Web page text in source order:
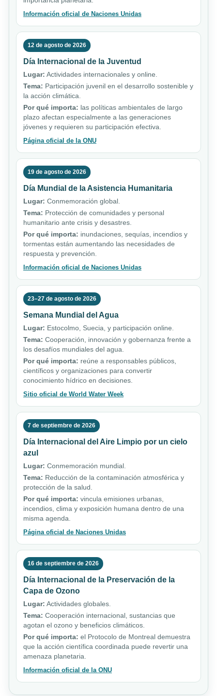
Información oficial de Naciones Unidas
12 de agosto de 2026
Día Internacional de la Juventud
Lugar: Actividades internacionales y online.
Tema: Participación juvenil en el desarrollo sostenible y
la acción climática.
Por qué importa: las políticas ambientales de largo
plazo afectan especialmente a las generaciones
jóvenes y requieren su participación efectiva.
Página oficial de la ONU
19 de agosto de 2026
Día Mundial de la Asistencia Humanitaria
Lugar: Conmemoración global.
Tema: Protección de comunidades y personal
humanitario ante crisis y desastres.
Por qué importa: inundaciones, sequías, incendios y
tormentas están aumentando las necesidades de
respuesta y prevención.
Información oficial de Naciones Unidas
23–27 de agosto de 2026
Semana Mundial del Agua
Lugar: Estocolmo, Suecia, y participación online.
Tema: Cooperación, innovación y gobernanza frente a
los desafíos mundiales del agua.
Por qué importa: reúne a responsables públicos,
científicos y organizaciones para convertir
conocimiento hídrico en decisiones.
Sitio oficial de World Water Week
7 de septiembre de 2026
Día Internacional del Aire Limpio por un cielo
azul
Lugar: Conmemoración mundial.
Tema: Reducción de la contaminación atmosférica y
protección de la salud.
Por qué importa: vincula emisiones urbanas,
incendios, clima y exposición humana dentro de una
misma agenda.
Página oficial de Naciones Unidas
16 de septiembre de 2026
Día Internacional de la Preservación de la
Capa de Ozono
Lugar: Actividades globales.
Tema: Cooperación internacional, sustancias que
agotan el ozono y beneficios climáticos.
Por qué importa: el Protocolo de Montreal demuestra
que la acción científica coordinada puede revertir una
amenaza planetaria.
Información oficial de la ONU